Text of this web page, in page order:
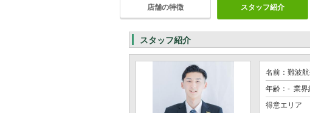
店舗の特徴 スタッフ紹介
スタッフ紹介
名前：難波
年齢：- 業界
得意エリア